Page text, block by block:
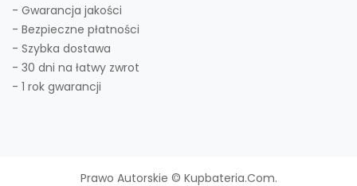
- Gwarancja jakości
- Bezpieczne płatności
- Szybka dostawa
- 30 dni na łatwy zwrot
- 1 rok gwarancji
Prawo Autorskie © Kupbateria.com.